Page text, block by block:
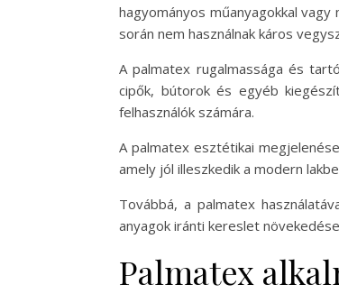
hagyományos műanyagokkal
során nem használnak káros
A palmatex rugalmassága és
cipők, bútorok és egyéb
felhasználók számára.
A palmatex esztétikai
amely jól illeszkedik a modern
Továbbá, a palmatex
anyagok iránti kereslet
Palmatex